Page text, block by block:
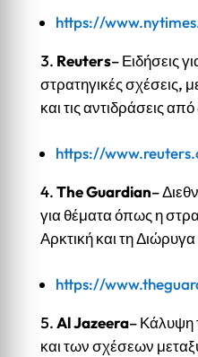
https://
Reuters– Ειδήσεις
στρατηγικές σχέσεις,
και τις αντιδράσεις
https://
The Guardian–
για θέματα όπως η
Αρκτική και τη
https://
Al Jazeera– Κάλυψη
και των σχέσεων